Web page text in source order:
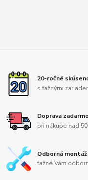
20-ročné
s ťažnými
Doprava
pri nákupe nad
Odborná montáž
ťažné Vám